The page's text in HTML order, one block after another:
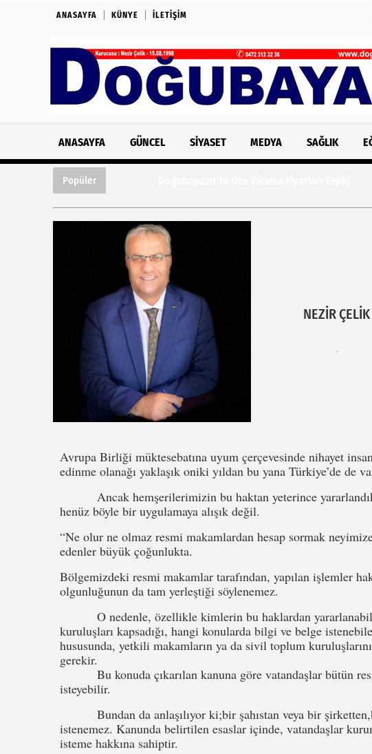
ANASAYFA KÜNYE İLETIŞIM
ANASAYFA GÜNCEL SIYASET MEDYA SAĞLIK
Popüler
NEZİR ÇELİK
Avrupa Birliği müktesebatına uyum çerçevesinde nihayet
edinme olanağı yaklaşık oniki yıldan bu yana Türkiye’de de
Ancak hemşerilerimizin bu haktan yeterince
henüz böyle bir uygulamaya alışık değil.
“Ne olur ne olmaz resmi makamlardan hesap sormak
edenler büyük çoğunlukta.
Bölgemizdeki resmi makamlar tarafından, yapılan işlemler
olgunluğunun da tam yerleştiği söylenemez.
O nedenle, özellikle kimlerin bu haklardan
kuruluşları kapsadığı, hangi konularda bilgi ve belge
hususunda, yetkili makamların ya da sivil toplum
gerekir.
Bu konuda çıkarılan kanuna göre vatandaşlar bütün
isteyebilir.
Bundan da anlaşılıyor ki;bir şahıstan veya bir
istenemez. Kanunda belirtilen esaslar içinde, vatandaşlar
isteme hakkına sahiptir.